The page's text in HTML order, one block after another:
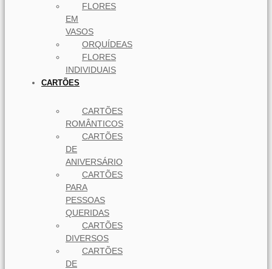
FLORES
EM
VASOS
ORQUÍDEAS
FLORES
INDIVIDUAIS
CARTÕES
CARTÕES
ROMÂNTICOS
CARTÕES
DE
ANIVERSÁRIO
CARTÕES
PARA
PESSOAS
QUERIDAS
CARTÕES
DIVERSOS
CARTÕES
DE